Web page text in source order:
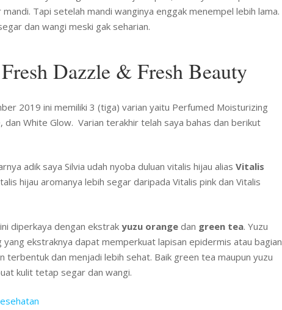
Tapi setelah mandi wanginya enggak menempel lebih lama.
dan wangi meski gak seharian.
Dazzle & Fresh Beauty
2019 ini memiliki 3 (tiga) varian yaitu Perfumed Moisturizing
dan White Glow. Varian terakhir telah saya bahas dan berikut
adik saya Silvia udah nyoba duluan vitalis hijau alias Vitalis
hijau aromanya lebih segar daripada Vitalis pink dan Vitalis
diperkaya dengan ekstrak yuzu orange dan green tea. Yuzu
yang ekstraknya dapat memperkuat lapisan epidermis atau bagian
terbentuk dan menjadi lebih sehat. Baik green tea maupun yuzu
kulit tetap segar dan wangi.